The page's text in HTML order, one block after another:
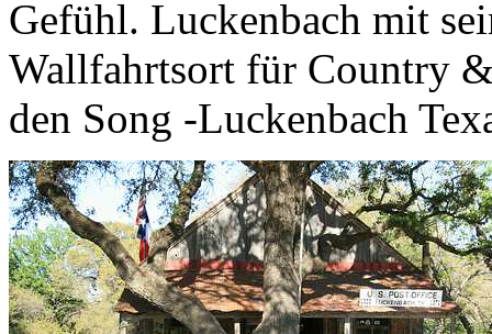
Gefühl. Luckenbach mit
Wallfahrtsort für Country
den Song -Luckenbach